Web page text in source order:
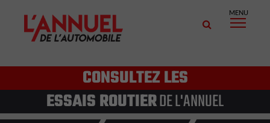
MENU
CONSULTEZ LES
ESSAIS ROUTIERDE L'ANNUEL